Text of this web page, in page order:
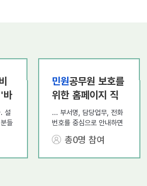
바
설
들
선
민원공무원 보호를
위한 홈페이지 직
원 정원 표시방식
개선과 관련
... 부서명, 담당업무, 전화
번호를 중심으로 안내하면
부서를 충분히 찾을 수 있
총0명 참여